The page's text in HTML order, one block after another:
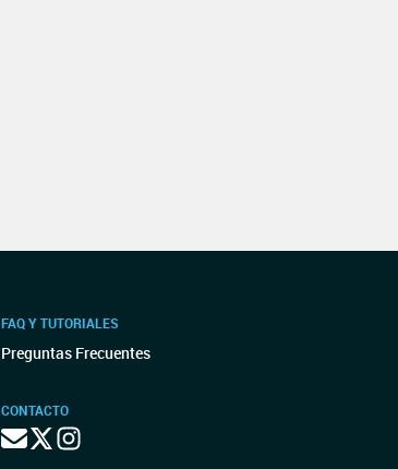
FAQ Y TUTORIALES
Preguntas Frecuentes
CONTACTO